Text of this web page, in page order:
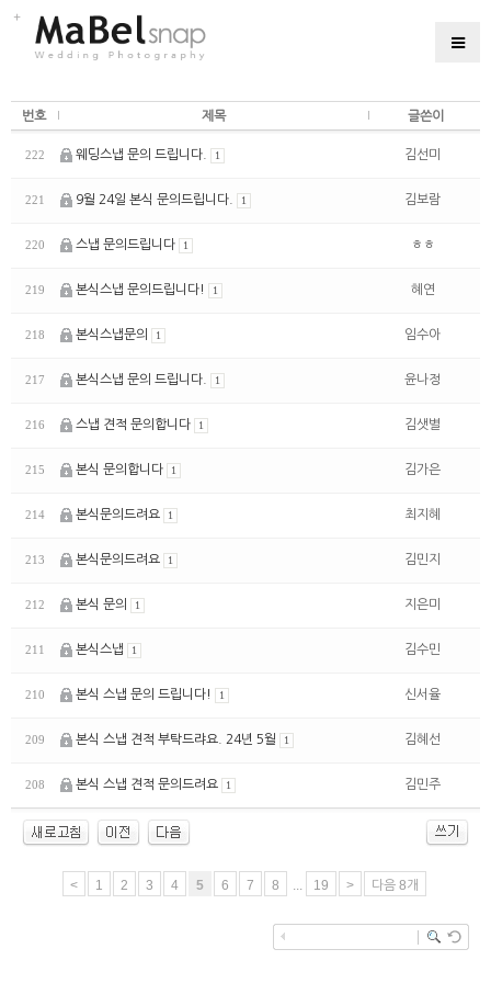
번호 제목 글쓴이
222 웨딩스냅 문의 드립니다. 1 김선미
221 9월 24일 본식 문의드립니다. 1 김보람
220 스냅 문의드립니다 1 ㅎㅎ
219 본식스냅 문의드립니다! 1 혜연
218 본식스냅문의 1 임수아
217 본식스냅 문의 드립니다. 1 윤나정
216 스냅 견적 문의합니다 1 김샛별
215 본식 문의합니다 1 김가은
214 본식문의드려요 1 최지혜
213 본식문의드려요 1 김민지
212 본식 문의 1 지은미
211 본식스냅 1 김수민
210 본식 스냅 문의 드립니다! 1 신서율
209 본식 스냅 견적 부탁드랴요. 24년 5월 1 김혜선
208 본식 스냅 견적 문의드려요 1 김민주
< 1 2 3 4 5 6 7 8 ... 19 > 다음 8개